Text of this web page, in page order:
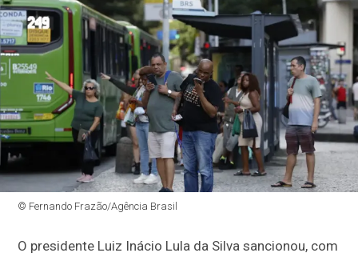
© Fernando Frazão/Agência Brasil
O presidente Luiz Inácio Lula da Silva sancionou, com